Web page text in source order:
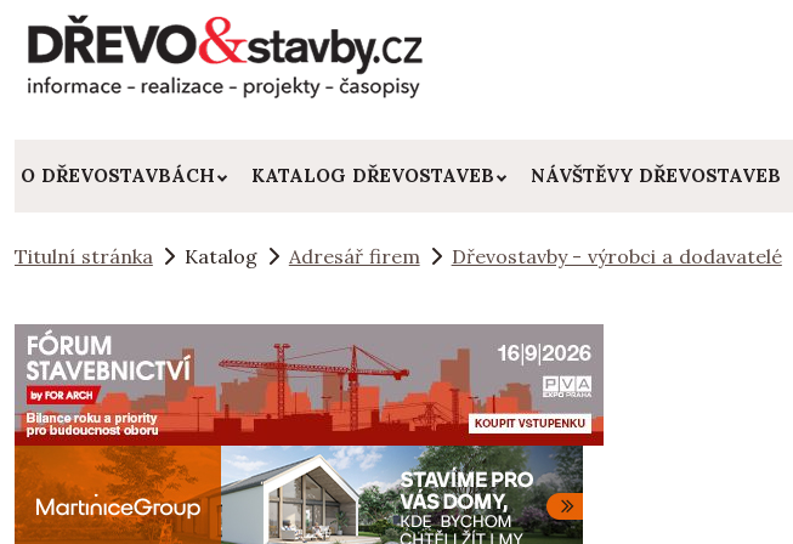
O DŘEVOSTAVBÁCH KATALOG DŘEVOSTAVEB NÁVŠTĚVY DŘEVOSTAVEB
Titulní stránka Katalog Adresář firem Dřevostavby - výrobci a dodavatelé